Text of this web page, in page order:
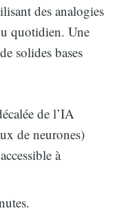
des analogies
quotidien. Une
solides bases
de l’IA
de neurones)
à